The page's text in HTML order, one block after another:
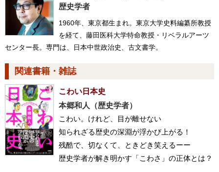
歴史学者
1960年、東京都生まれ。東京大学史料編纂所教授
を経て、藤田医科大学特命教授・リベラルアーツ
センター長。専門は、日本中世政治史、古文書学。
関連書籍・雑誌
こわい日本史
本郷和人（歴史学者）
こわい。けれど、目が離せない
知られざる歴史の深淵が浮かび上がる！
残酷で、切なくて、ときどき笑えるーー
歴史学者が解き明かす「こわさ」の正体とは？